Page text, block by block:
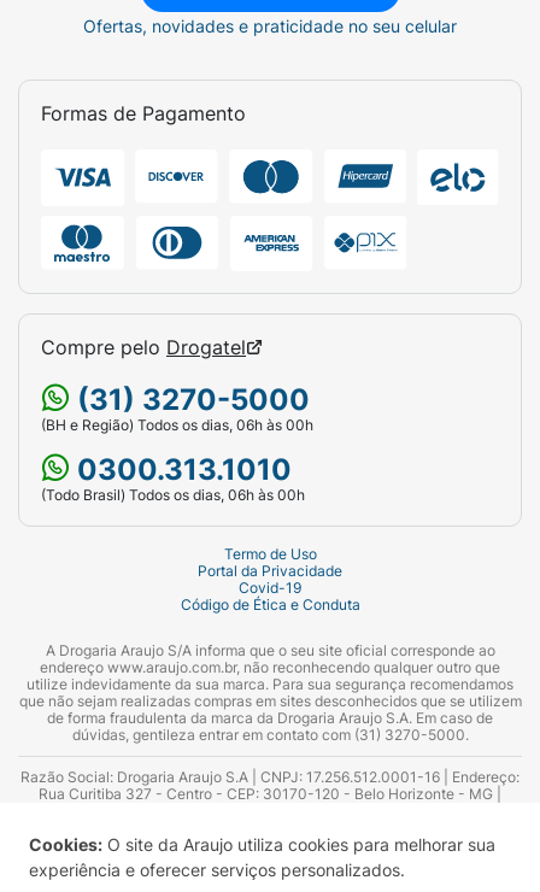
Cookies: O site da Araujo utiliza cookies para melhorar sua
experiência e oferecer serviços personalizados.
Ofertas, novidades e praticidade no seu celular
Formas de Pagamento
Compre pelo Drogatel
(31) 3270-5000
(BH e Região) Todos os dias, 06h às 00h
0300.313.1010
(Todo Brasil) Todos os dias, 06h às 00h
Termo de Uso
Portal da Privacidade
Covid-19
Código de Ética e Conduta
A Drogaria Araujo S/A informa que o seu site oficial corresponde ao
endereço www.araujo.com.br, não reconhecendo qualquer outro que
utilize indevidamente da sua marca. Para sua segurança recomendamos
que não sejam realizadas compras em sites desconhecidos que se utilizem
de forma fraudulenta da marca da Drogaria Araujo S.A. Em caso de
dúvidas, gentileza entrar em contato com (31) 3270-5000.
Razão Social: Drogaria Araujo S.A | CNPJ: 17.256.512.0001-16 | Endereço:
Rua Curitiba 327 - Centro - CEP: 30170-120 - Belo Horizonte - MG |
Azevedo Guimarães – CRF 10.965 | Yasmin Silva Alvarenga – CRF 52.584 -
Consultor substituto: Thiago Aguiar Pinheiro - CRF Nº 13.748. Alvará
Sanitário: 2025020713 | Autorização de Funcionamento da Empresa (AFE):